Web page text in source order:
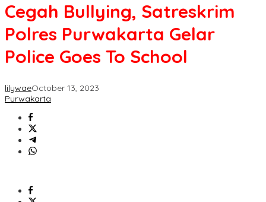
Cegah Bullying, Satreskrim
Polres Purwakarta Gelar
Police Goes To School
lilywaeOctober 13, 2023
Purwakarta